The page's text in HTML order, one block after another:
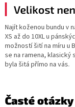
Velikost
Najít koženou bundu v
XS až do 10XL u
možností šití na míru u
se na ramena, klasický
byla šitá přímo na vás.
Časté